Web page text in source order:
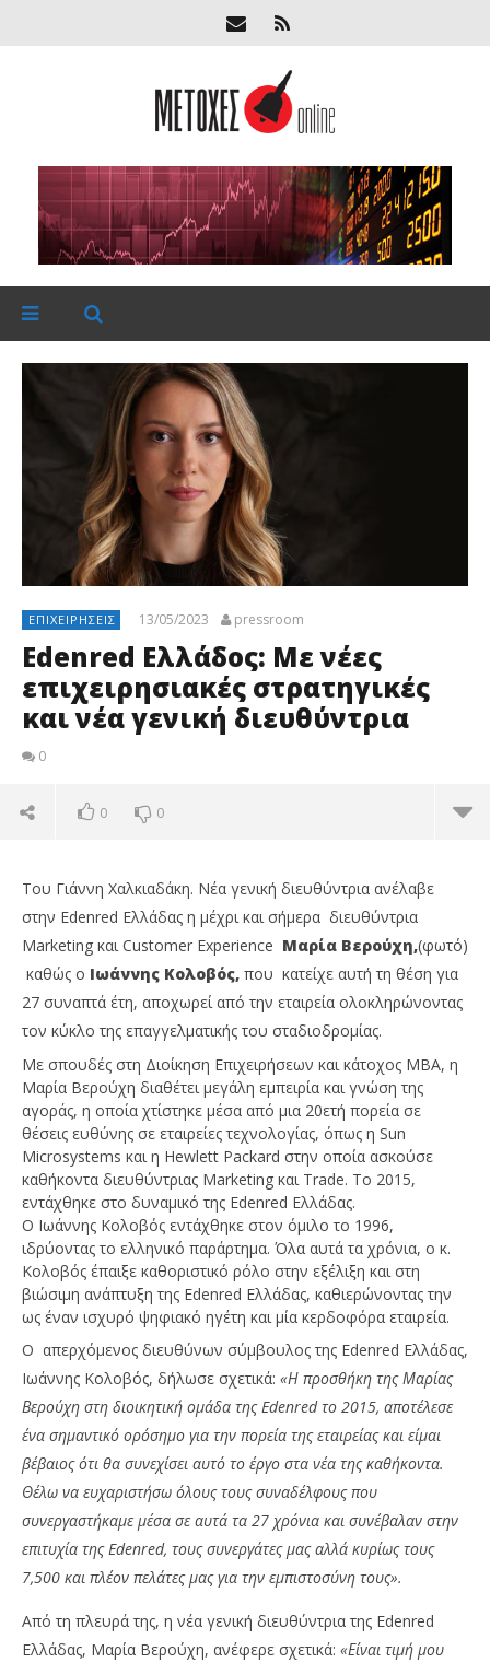
ΕΠΙΧΕΙΡΉΣΕΙΣ 13/05/2023 pressroom
Edenred Ελλάδος: Με νέες
επιχειρησιακές στρατηγικές
και νέα γενική διευθύντρια
0
0 0
NOW VIEWING
Edenred Ελλάδος: Με νέες επιχειρησιακές
στρατηγικές και νέα γενική διευθύντρια
13/05/2023
pressroom
Του Γιάννη Χαλκιαδάκη. Νέα γενική διευθύντρια ανέλαβε
στην Edenred Ελλάδας η μέχρι και σήμερα διευθύντρια
Marketing και Customer Experience Μαρία Βερούχη,(φωτό)
καθώς ο Ιωάννης Κολοβός, που κατείχε αυτή τη θέση για
27 συναπτά έτη, αποχωρεί από την εταιρεία ολοκληρώνοντας
τον κύκλο της επαγγελματικής του σταδιοδρομίας.
Με σπουδές στη Διοίκηση Επιχειρήσεων και κάτοχος MBA, η
Μαρία Βερούχη διαθέτει μεγάλη εμπειρία και γνώση της
αγοράς, η οποία χτίστηκε μέσα από μια 20ετή πορεία σε
θέσεις ευθύνης σε εταιρείες τεχνολογίας, όπως η Sun
Microsystems και η Hewlett Packard στην οποία ασκούσε
καθήκοντα διευθύντριας Marketing και Trade. Το 2015,
εντάχθηκε στo δυναμικό της Εdenred Ελλάδας.
Ο Ιωάννης Κολοβός εντάχθηκε στον όμιλο το 1996,
ιδρύοντας το ελληνικό παράρτημα. Όλα αυτά τα χρόνια, ο κ.
Κολοβός έπαιξε καθοριστικό ρόλο στην εξέλιξη και στη
βιώσιμη ανάπτυξη της Edenred Ελλάδας, καθιερώνοντας την
ως έναν ισχυρό ψηφιακό ηγέτη και μία κερδοφόρα εταιρεία.
Ο απερχόμενος διευθύνων σύμβουλος της Edenred Ελλάδας,
Ιωάννης Κολοβός, δήλωσε σχετικά: «Η προσθήκη της Μαρίας
Βερούχη στη διοικητική ομάδα της Edenred το 2015, αποτέλεσε
ένα σημαντικό ορόσημο για την πορεία της εταιρείας και είμαι
βέβαιος ότι θα συνεχίσει αυτό το έργο στα νέα της καθήκοντα.
Θέλω να ευχαριστήσω όλους τους συναδέλφους που
συνεργαστήκαμε μέσα σε αυτά τα 27 χρόνια και συνέβαλαν στην
επιτυχία της Edenred, τους συνεργάτες μας αλλά κυρίως τους
7,500 και πλέον πελάτες μας για την εμπιστοσύνη τους».
Από τη πλευρά της, η νέα γενική διευθύντρια της Edenred
Ελλάδας, Μαρία Βερούχη, ανέφερε σχετικά: «Είναι τιμή μου